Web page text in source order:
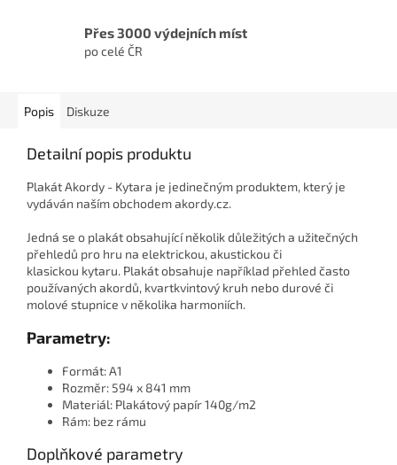
Přes 3000 výdejních míst
po celé ČR
Popis Diskuze
Detailní popis produktu
Plakát Akordy - Kytara je jedinečným produktem, který je
vydáván naším obchodem akordy.cz.
Jedná se o plakát obsahující několik důležitých a užitečných
přehledů pro hru na elektrickou, akustickou či
klasickou kytaru. Plakát obsahuje například přehled často
používaných akordů, kvartkvintový kruh nebo durové či
molové stupnice v několika harmoniích.
Parametry:
Formát: A1
Rozměr: 594 x 841 mm
Materiál: Plakátový papír 140g/m2
Rám: bez rámu
Doplňkové parametry